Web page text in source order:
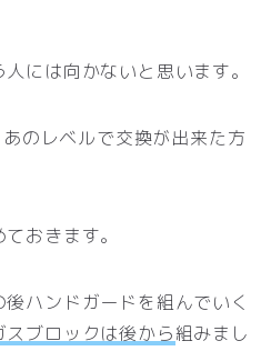
には向かないと思います。
のレベルで交換が出来た方
おきます。
ハンドガードを組んでいく
スブロックは後から組みまし